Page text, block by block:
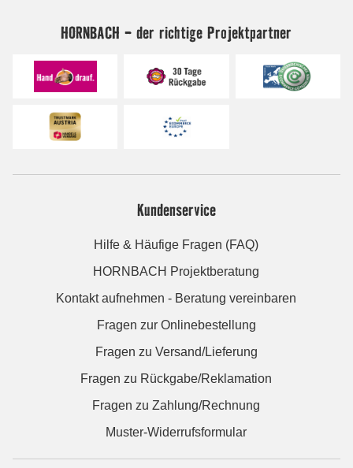
HORNBACH - der richtige Projektpartner
Kundenservice
Hilfe & Häufige Fragen (FAQ)
HORNBACH Projektberatung
Kontakt aufnehmen - Beratung vereinbaren
Fragen zur Onlinebestellung
Fragen zu Versand/Lieferung
Fragen zu Rückgabe/Reklamation
Fragen zu Zahlung/Rechnung
Muster-Widerrufsformular